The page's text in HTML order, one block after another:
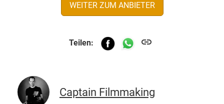
WEITER ZUM ANBIETER
Teilen: link
Captain Filmmaking